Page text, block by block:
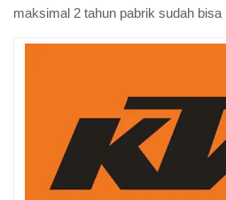
maksimal 2 tahun pabrik sudah bisa